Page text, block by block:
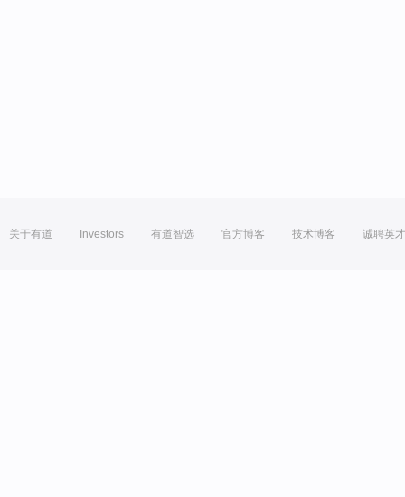
关于有道 Investors 有道智选 官方博客 技术博客 诚聘英才